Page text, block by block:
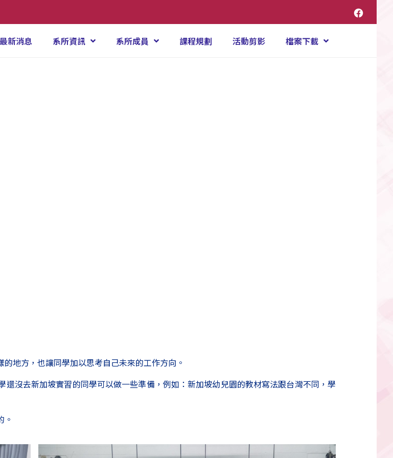
最新消息 系所資訊 系所成員 課程規劃 活動剪影 檔案下載
地方，也讓同學加以思考自己未來的工作方向。
沒去新加坡實習的同學可以做一些準備，例如：新加坡幼兒園的教材寫法跟台灣不同，學